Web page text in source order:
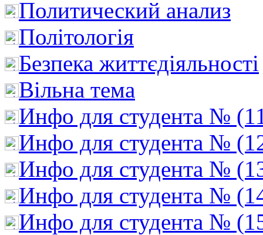
Политический анализ
Політологія
Безпека життєдіяльності
Вільна тема
Инфо для студента №
Инфо для студента №
Инфо для студента №
Инфо для студента №
Инфо для студента №